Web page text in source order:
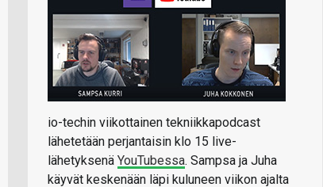
io-techin viikottainen tekniikkapodcast
lähetetään perjantaisin klo 15 live-
lähetyksenä YouTubessa. Sampsa ja Juha
käyvät keskenään läpi kuluneen viikon ajalta